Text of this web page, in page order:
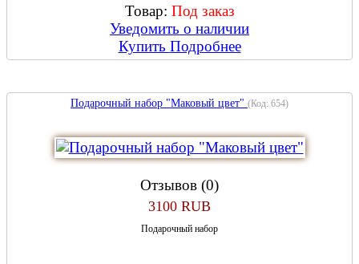
Товар: Под заказ
Уведомить о наличии
Купить Подробнее
Подарочный набор "Маковый цвет" (Код: 654)
Отзывов (0)
3100 RUB
Подарочный набор